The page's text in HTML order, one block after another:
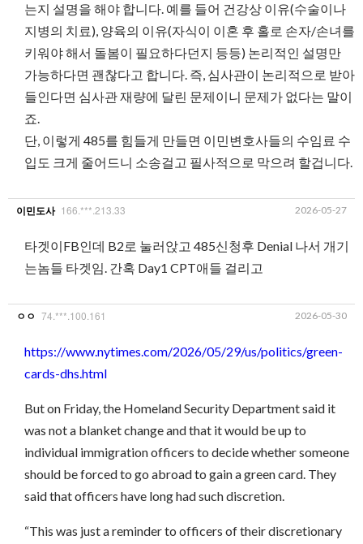
는지 설명을 해야 합니다. 예를 들어 건강상 이유(수술이나
지병의 치료), 양육의 이유(자식이 이혼 후 홀로 손자/손녀를
키워야 해서 돌봄이 필요하다던지 등등) 논리적인 설명만
가능하다면 괜찮다고 합니다. 즉, 심사관이 논리적으로 받아
들인다면 심사관 재량에 달린 문제이니 문제가 없다는 말이
죠.
단, 이렇게 485를 힘들게 만들면 이민변호사들의 수임료 수
입도 크게 줄어드니 소송걸고 필사적으로 막으려 할겁니다.
이민도사 166.***.213.33 2026-05-27
타겟이FB인데 B2로 눌러앉고 485신청후 Denial 나서 개기
는놈들 타겟임. 간혹 Day1 CPT애들 걸리고
ㅇㅇ 74.***.100.161 2026-05-30
https://www.nytimes.com/2026/05/29/us/politics/green-
cards-dhs.html
But on Friday, the Homeland Security Department said it
was not a blanket change and that it would be up to
individual immigration officers to decide whether someone
should be forced to go abroad to gain a green card. They
said that officers have long had such discretion.
“This was just a reminder to officers of their discretionary